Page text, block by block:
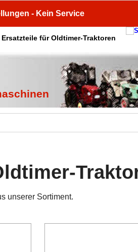
- Kein Service
Ersatzteile für Oldtimer-Traktoren
unserer Sortiment.